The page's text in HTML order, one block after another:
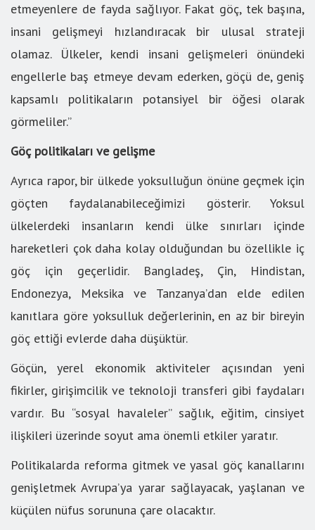
etmeyenlere de fayda sağlıyor. Fakat göç, tek başına,
insani gelişmeyi hızlandıracak bir ulusal strateji
olamaz. Ülkeler, kendi insani gelişmeleri önündeki
engellerle baş etmeye devam ederken, göçü de, geniş
kapsamlı politikaların potansiyel bir öğesi olarak
görmeliler.”
Göç politikaları ve gelişme
Ayrıca rapor, bir ülkede yoksulluğun önüne geçmek için
göçten faydalanabileceğimizi gösterir. Yoksul
ülkelerdeki insanların kendi ülke sınırları içinde
hareketleri çok daha kolay olduğundan bu özellikle iç
göç için geçerlidir. Bangladeş, Çin, Hindistan,
Endonezya, Meksika ve Tanzanya’dan elde edilen
kanıtlara göre yoksulluk değerlerinin, en az bir bireyin
göç ettiği evlerde daha düşüktür.
Göçün, yerel ekonomik aktiviteler açısından yeni
fikirler, girişimcilik ve teknoloji transferi gibi faydaları
vardır. Bu “sosyal havaleler” sağlık, eğitim, cinsiyet
ilişkileri üzerinde soyut ama önemli etkiler yaratır.
Politikalarda reforma gitmek ve yasal göç kanallarını
genişletmek Avrupa’ya yarar sağlayacak, yaşlanan ve
küçülen nüfus sorununa çare olacaktır.